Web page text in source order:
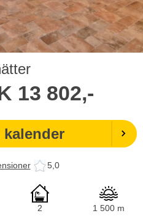
13 802,-
5,0
2 1 500 m